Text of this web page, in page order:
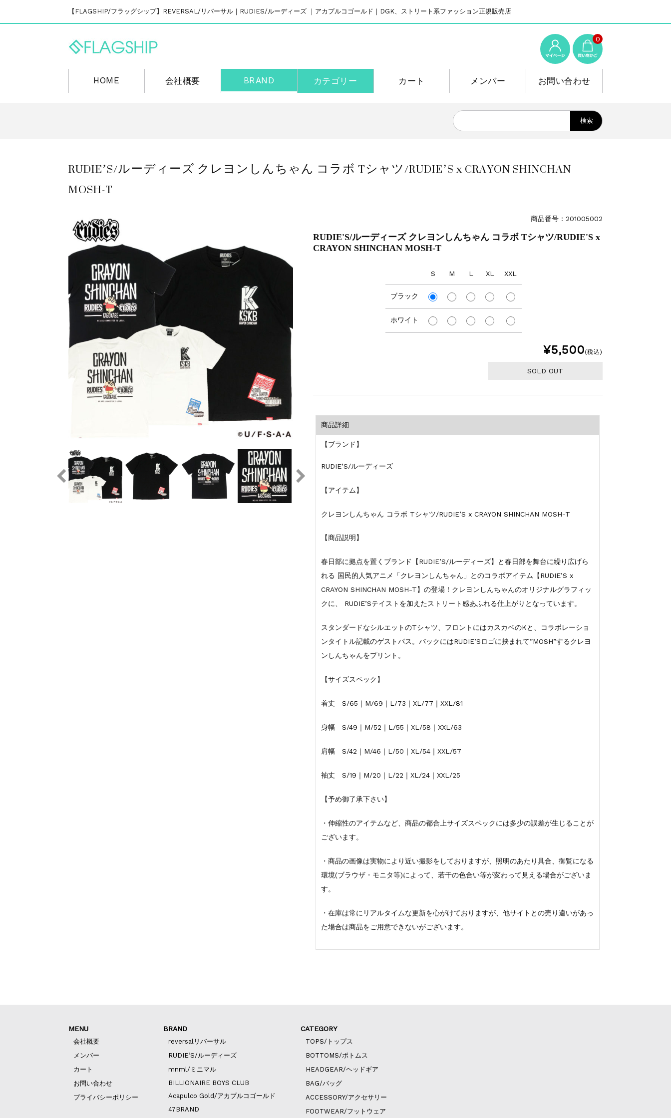
【FLAGSHIP/フラッグシップ】REVERSAL/リバーサル｜RUDIES/ルーディーズ ｜アカプルコゴールド｜DGK、ストリート系ファッション正規販売店
0
HOME 会社概要 BRAND カテゴリー カート メンバー お問い合わせ
RUDIE’S/ルーディーズ クレヨンしんちゃん コラボ Tシャツ/RUDIE’S x CRAYON SHINCHAN
MOSH-T
商品番号：201005002
RUDIE'S/ルーディーズ クレヨンしんちゃん コラボ Tシャツ/RUDIE'S x
CRAYON SHINCHAN MOSH-T
S M L XL XXL
ブラック
ホワイト
¥5,500(税込)
SOLD OUT
商品詳細
【ブランド】
RUDIE’S/ルーディーズ
【アイテム】
クレヨンしんちゃん コラボ Tシャツ/RUDIE’S x CRAYON SHINCHAN MOSH-T
【商品説明】
春日部に拠点を置くブランド【RUDIE’S/ルーディーズ】と春日部を舞台に繰り広げら
れる 国民的人気アニメ「クレヨンしんちゃん」とのコラボアイテム【RUDIE’S x
CRAYON SHINCHAN MOSH-T】の登場！クレヨンしんちゃんのオリジナルグラフィッ
クに、 RUDIE’Sテイストを加えたストリート感あふれる仕上がりとなっています。
スタンダードなシルエットのTシャツ、フロントにはカスカベのKと、コラボレーショ
ンタイトル記載のゲストパス。バックにはRUDIE’Sロゴに挟まれて”MOSH”するクレヨ
ンしんちゃんをプリント。
【サイズスペック】
着丈 S/65｜M/69｜L/73｜XL/77｜XXL/81
身幅 S/49｜M/52｜L/55｜XL/58｜XXL/63
肩幅 S/42｜M/46｜L/50｜XL/54｜XXL/57
袖丈 S/19｜M/20｜L/22｜XL/24｜XXL/25
【予め御了承下さい】
・伸縮性のアイテムなど、商品の都合上サイズスペックには多少の誤差が生じることが
ございます。
・商品の画像は実物により近い撮影をしておりますが、照明のあたり具合、御覧になる
環境(ブラウザ・モニタ等)によって、若干の色合い等が変わって見える場合がございま
す。
・在庫は常にリアルタイムな更新を心がけておりますが、他サイトとの売り違いがあっ
た場合は商品をご用意できないがございます。
MENU
会社概要
メンバー
カート
お問い合わせ
プライバシーポリシー
BRAND
reversalリバーサル
RUDIE’S/ルーディーズ
mnml/ミニマル
BILLIONAIRE BOYS CLUB
Acapulco Gold/アカプルコゴールド
47BRAND
CATEGORY
TOPS/トップス
BOTTOMS/ボトムス
HEADGEAR/ヘッドギア
BAG/バッグ
ACCESSORY/アクセサリー
FOOTWEAR/フットウェア